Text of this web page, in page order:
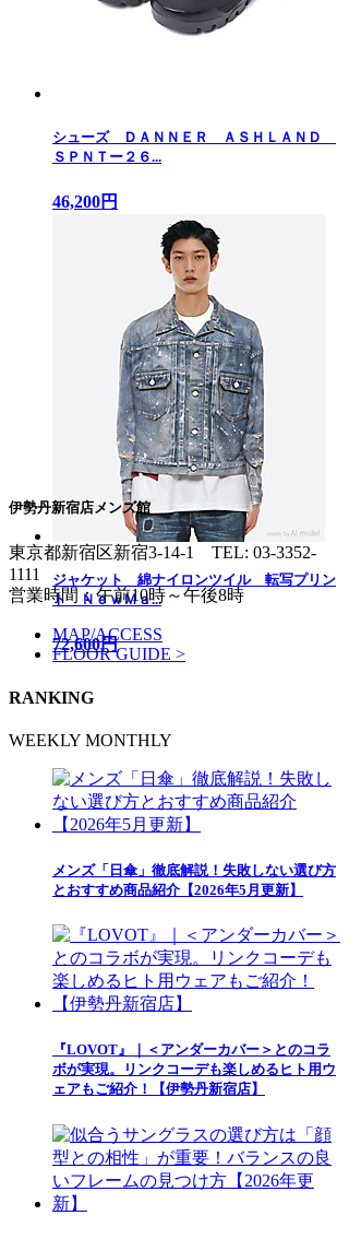
シューズ ＤＡＮＮＥＲ ＡＳＨＬＡＮＤ
ＳＰＮＴー２６...
46,200円
ジャケット 綿ナイロンツイル 転写プリン
ト ＮｅｗＭａ...
72,600円
伊勢丹新宿店メンズ館
東京都新宿区新宿3-14-1 TEL: 03-3352-
1111
営業時間：午前10時～午後8時
MAP/ACCESS
FLOOR GUIDE >
RANKING
WEEKLY MONTHLY
メンズ「日傘」徹底解説！失敗しない選び方
とおすすめ商品紹介【2026年5月更新】
『LOVOT』｜＜アンダーカバー＞とのコラ
ボが実現。リンクコーデも楽しめるヒト用ウ
ェアもご紹介！【伊勢丹新宿店】